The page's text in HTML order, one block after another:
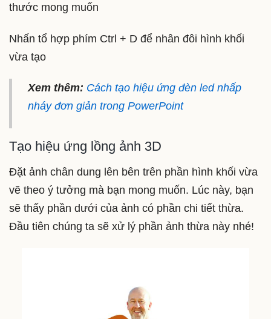
thước mong muốn
Nhấn tổ hợp phím Ctrl + D để nhân đôi hình khối
vừa tạo
Xem thêm: Cách tạo hiệu ứng đèn led nhấp
nháy đơn giản trong PowerPoint
Tạo hiệu ứng lồng ảnh 3D
Đặt ảnh chân dung lên bên trên phần hình khối vừa
vẽ theo ý tưởng mà bạn mong muốn. Lúc này, bạn
sẽ thấy phần dưới của ảnh có phần chi tiết thừa.
Đầu tiên chúng ta sẽ xử lý phần ảnh thừa này nhé!